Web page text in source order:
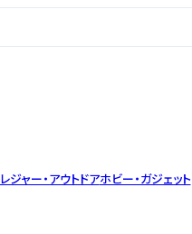
レジャー・アウトドアホビー・ガジェット